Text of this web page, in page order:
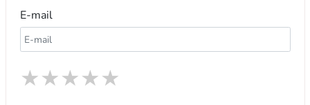
E-mail
★
★
★
★
★